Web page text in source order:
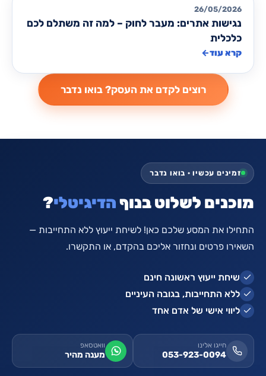
מאמרים לבניית/ שדרוג אתרים
26/05/2026
נגישות אתרים: מעבר לחוק – למה זה משתלם לכם
כלכלית
קרא עוד←
זמינים עכשיו · בואו נדבר
מוכנים לשלוט בנוףהדיגיטלי?
התחילו את המסע שלכם כאן! לשיחת ייעוץ ללא התחייבות —
השאירו פרטים ונחזור אליכם בהקדם, או התקשרו.
שיחת ייעוץ ראשונה חינם
ללא התחייבות, בגובה העיניים
ליווי אישי של אדם אחד
חייגו אלינו
053-923-0094
וואטסאפ
מענה מהיר